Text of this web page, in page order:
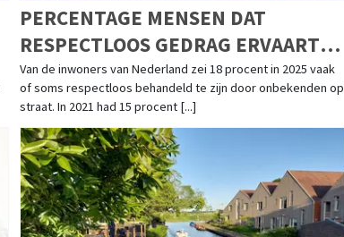
PERCENTAGE MENSEN DAT
RESPECTLOOS GEDRAG ERVAART
TOEGENOMEN
Van de inwoners van Nederland zei 18 procent in 2025 vaak
of soms respectloos behandeld te zijn door onbekenden op
straat. In 2021 had 15 procent [...]